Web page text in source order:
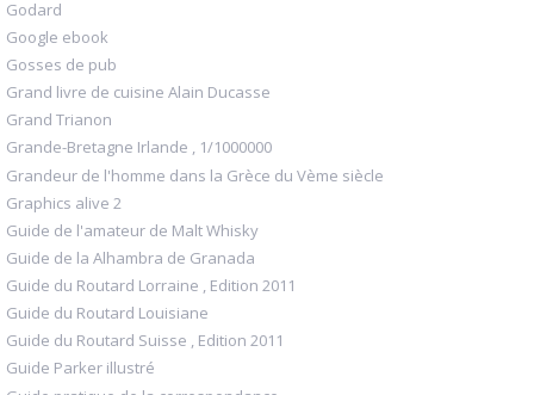
Godard
Google ebook
Gosses de pub
Grand livre de cuisine Alain Ducasse
Grand Trianon
Grande-Bretagne Irlande , 1/1000000
Grandeur de l'homme dans la Grèce du Vème siècle
Graphics alive 2
Guide de l'amateur de Malt Whisky
Guide de la Alhambra de Granada
Guide du Routard Lorraine , Edition 2011
Guide du Routard Louisiane
Guide du Routard Suisse , Edition 2011
Guide Parker illustré